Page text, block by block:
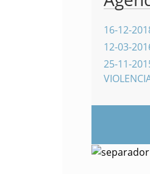
16-12-
12-03-
25-11-